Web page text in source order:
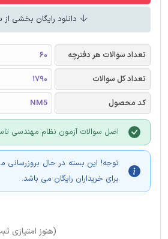
دانلود رایگان بخشی از
تعداد سوالات هر دفترچه
60
تعداد کل سوالات
1790
کد محصول
NM5
اصل سوالات آزمون نظام مهندسی
توجه! این بسته در حال بروزرسانی
برای خریداران رایگان می باشد.
(هنوز امتیازی